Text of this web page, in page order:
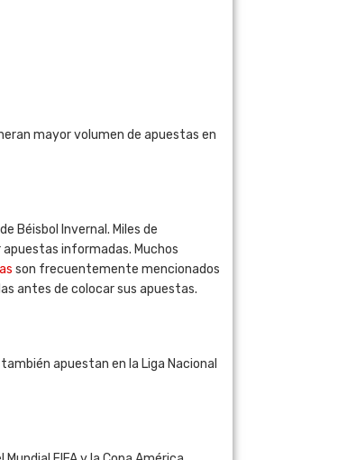
mayor volumen de apuestas en
Béisbol Invernal. Miles de
informadas. Muchos
son frecuentemente mencionados
antes de colocar sus apuestas.
apuestan en la Liga Nacional